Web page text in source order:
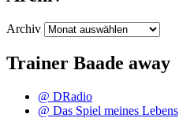
Archiv
Trainer Baade away
@ DRadio
@ Das Spiel meines Lebens